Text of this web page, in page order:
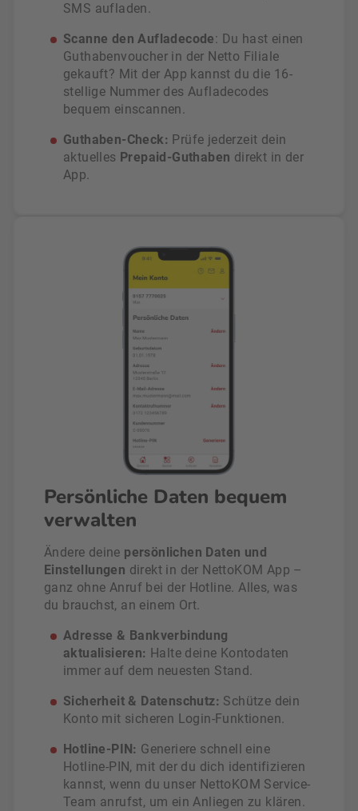
SMS aufladen.
Scanne den Aufladecode: Du hast einen
Guthabenvoucher in der Netto Filiale
gekauft? Mit der App kannst du die 16-
stellige Nummer des Aufladecodes
bequem einscannen.
Guthaben-Check: Prüfe jederzeit dein
aktuelles Prepaid-Guthaben direkt in der
App.
Persönliche Daten bequem
verwalten
Ändere deine persönlichen Daten und
Einstellungen direkt in der NettoKOM App –
ganz ohne Anruf bei der Hotline. Alles, was
du brauchst, an einem Ort.
Adresse & Bankverbindung
aktualisieren: Halte deine Kontodaten
immer auf dem neuesten Stand.
Sicherheit & Datenschutz: Schütze dein
Konto mit sicheren Login-Funktionen.
Hotline-PIN: Generiere schnell eine
Hotline-PIN, mit der du dich identifizieren
kannst, wenn du unser NettoKOM Service-
Team anrufst, um ein Anliegen zu klären.